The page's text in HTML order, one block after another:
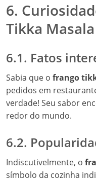
6.
Tikka Masala
6.1. Fatos
Sabia que o frango
pedidos em
verdade! Seu sabor
redor do mundo.
6.2.
Indiscutivelmente, o
símbolo da cozinha